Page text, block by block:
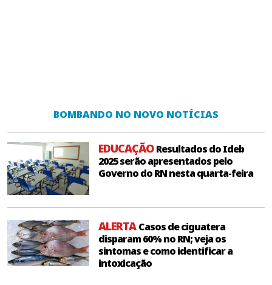
BOMBANDO NO NOVO NOTÍCIAS
EDUCAÇÃOResultados do Ideb
2025 serão apresentados pelo
Governo do RN nesta quarta-feira
ALERTACasos de ciguatera
disparam 60% no RN; veja os
sintomas e como identificar a
intoxicação